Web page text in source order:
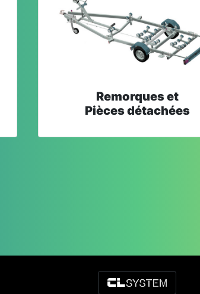
Remorques et
Pièces détachées